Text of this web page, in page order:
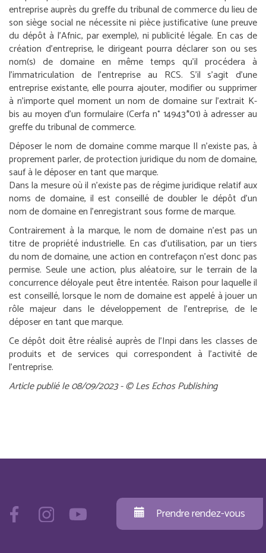
entreprise auprès du greffe du tribunal de commerce du lieu de
son siège social ne nécessite ni pièce justificative (une preuve
du dépôt à l’Afnic, par exemple), ni publicité légale. En cas de
création d’entreprise, le dirigeant pourra déclarer son ou ses
nom(s) de domaine en même temps qu’il procédera à
l’immatriculation de l’entreprise au RCS. S’il s’agit d’une
entreprise existante, elle pourra ajouter, modifier ou supprimer
à n’importe quel moment un nom de domaine sur l’extrait K-
bis au moyen d’un formulaire (Cerfa n° 14943*01) à adresser au
greffe du tribunal de commerce.
Déposer le nom de domaine comme marque Il n’existe pas, à
proprement parler, de protection juridique du nom de domaine,
sauf à le déposer en tant que marque.
Dans la mesure où il n’existe pas de régime juridique relatif aux
noms de domaine, il est conseillé de doubler le dépôt d’un
nom de domaine en l’enregistrant sous forme de marque.
Contrairement à la marque, le nom de domaine n’est pas un
titre de propriété industrielle. En cas d’utilisation, par un tiers
du nom de domaine, une action en contrefaçon n’est donc pas
permise. Seule une action, plus aléatoire, sur le terrain de la
concurrence déloyale peut être intentée. Raison pour laquelle il
est conseillé, lorsque le nom de domaine est appelé à jouer un
rôle majeur dans le développement de l’entreprise, de le
déposer en tant que marque.
Ce dépôt doit être réalisé auprès de l’Inpi dans les classes de
produits et de services qui correspondent à l’activité de
l’entreprise.
Article publié le 08/09/2023 - © Les Echos Publishing
Prendre rendez-vous